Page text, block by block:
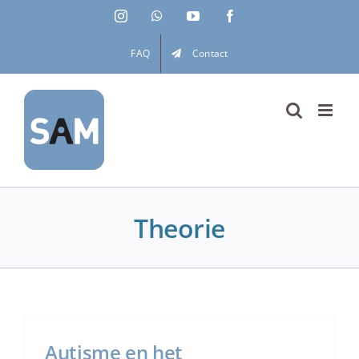
InstagramWhatsAppYouTube
FAQ Contact
Theorie
Autisme en het